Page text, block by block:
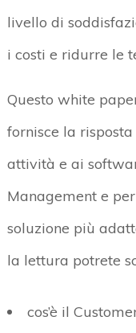
livello di
i costi e ridurre le
Questo white
fornisce la
attività e ai
Management e
soluzione più
la lettura potrete
cos’è il